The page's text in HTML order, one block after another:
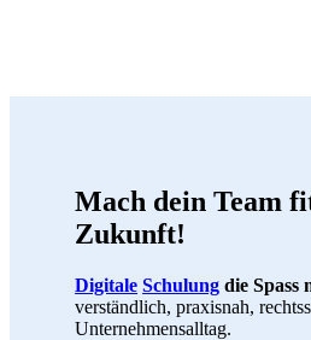
Mach dein Team
Zukunft!
Digitale Schulung die Spass
verständlich, praxisnah,
Unternehmensalltag.